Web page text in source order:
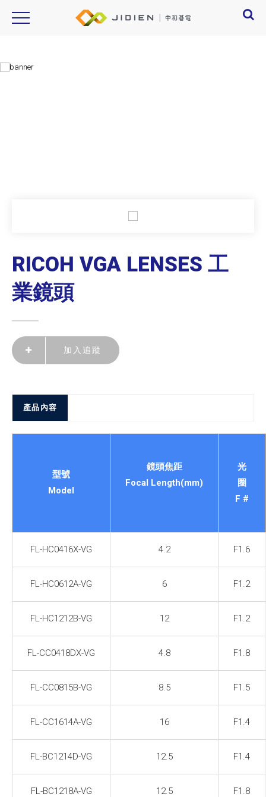
CC0418DX-VG, FL-CC0815B-VG, FL-CC1614A-VG, FL-BC1214D-VG, FL-
BC1218A-VG, FL-BC2514D-VG, FL-BC2518-VG, FL-BC5014A-VG
RICOH VGA LENSES 工
業鏡頭
加入追蹤
產品內容
型號
Model
鏡頭焦距
Focal Length(mm)
光
圈
F #
FL-HC0416X-VG 4.2 F1.6
FL-HC0612A-VG 6 F1.2
FL-HC1212B-VG 12 F1.2
FL-CC0418DX-VG 4.8 F1.8
FL-CC0815B-VG 8.5 F1.5
FL-CC1614A-VG 16 F1.4
FL-BC1214D-VG 12.5 F1.4
FL-BC1218A-VG 12.5 F1.8